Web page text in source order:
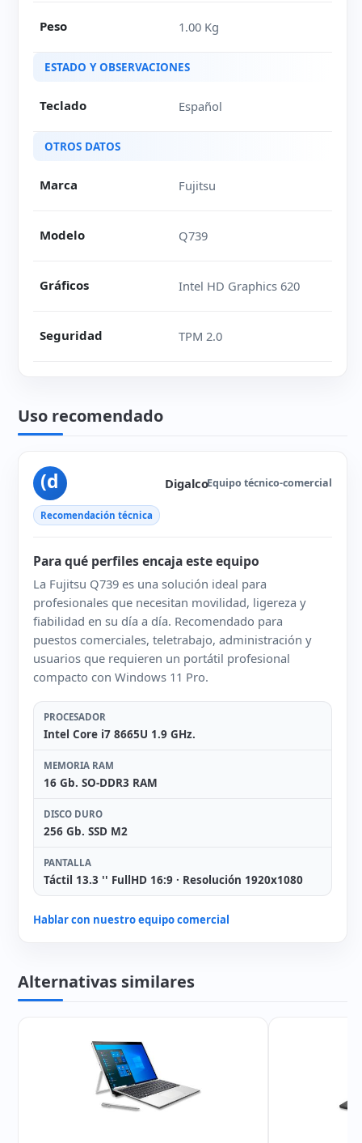
Peso 1.00 Kg
ESTADO Y OBSERVACIONES
Teclado Español
OTROS DATOS
Marca Fujitsu
Modelo Q739
Gráficos Intel HD Graphics 620
Seguridad TPM 2.0
Uso recomendado
(d DigalcoEquipo técnico-comercial
Recomendación técnica
Para qué perfiles encaja este equipo
La Fujitsu Q739 es una solución ideal para
profesionales que necesitan movilidad, ligereza y
fiabilidad en su día a día. Recomendado para
puestos comerciales, teletrabajo, administración y
usuarios que requieren un portátil profesional
compacto con Windows 11 Pro.
PROCESADOR
Intel Core i7 8665U 1.9 GHz.
MEMORIA RAM
16 Gb. SO-DDR3 RAM
DISCO DURO
256 Gb. SSD M2
PANTALLA
Táctil 13.3 '' FullHD 16:9 · Resolución 1920x1080
Hablar con nuestro equipo comercial
Alternativas similares